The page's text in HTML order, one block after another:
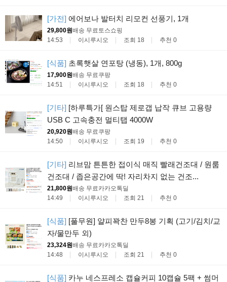
[가전] 에어보나 발터치 리모컨 선풍기, 1개
29,800원배송 무료토스쇼핑
14:53
이시루시오 조회 18 추천 0
[식품] 초록햇살 연포탕 (냉동), 1개, 800g
17,900원배송 무료쿠팡
14:51
이시루시오 조회 18 추천 0
[기타] [하루특가[ 원스탑 제로갭 납작 큐브 고용량
USB C 고속충전 멀티탭 4000W
20,920원배송 무료쿠팡
14:50
이시루시오 조회 19 추천 0
[기타] 리브맘 튼튼한 접이식 매직 빨래건조대 / 원룸
건조대 / 좁은공간에 딱! 자리차지 없는 건조...
21,800원배송 무료카카오톡딜
14:49
이시루시오 조회 21 추천 0
[식품] [풀무원] 얄피꽉찬 만두8봉 기획 (고기/김치/교
자/물만두 외)
23,324원배송 무료카카오톡딜
14:48
이시루시오 조회 21 추천 0
[식품] 카누 네스프레소 캡슐커피 10캡슐 5팩 + 썸머